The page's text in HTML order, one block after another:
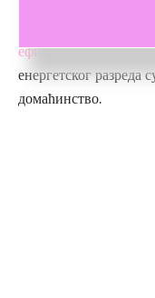
ефикасности.
енергетског разреда
домаћинство.